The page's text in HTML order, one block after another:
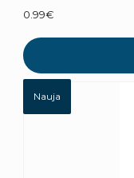
0.99€
Nauja